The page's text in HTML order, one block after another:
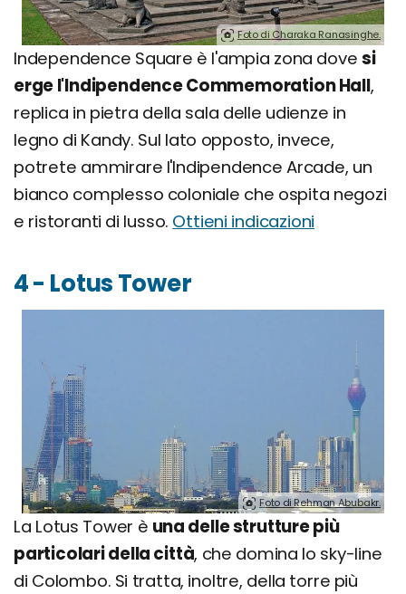
Foto di Charaka Ranasinghe.
Independence Square è l'ampia zona dove si
erge l'Indipendence Commemoration Hall,
replica in pietra della sala delle udienze in
legno di Kandy. Sul lato opposto, invece,
potrete ammirare l'Indipendence Arcade, un
bianco complesso coloniale che ospita negozi
e ristoranti di lusso. Ottieni indicazioni
4 - Lotus Tower
Foto di Rehman Abubakr.
La Lotus Tower è una delle strutture più
particolari della città, che domina lo sky-line
di Colombo. Si tratta, inoltre, della torre più